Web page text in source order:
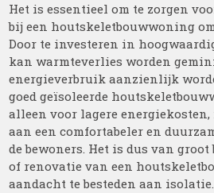
Het is essentieel om te zorgen
bij een houtskeletbouwwoning
Door te investeren in
kan warmteverlies worden
energieverbruik aanzienlijk
goed geïsoleerde
alleen voor lagere
aan een comfortabeler en
de bewoners. Het is dus van
of renovatie van een
aandacht te besteden aan isolatie.